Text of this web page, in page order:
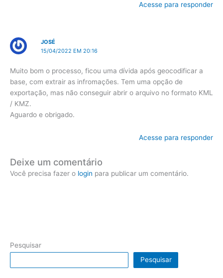
Acesse para responder
JOSÉ
15/04/2022 EM 20:16
Muito bom o processo, ficou uma dívida após geocodificar a
base, com extrair as infromações. Tem uma opção de
exportação, mas não conseguir abrir o arquivo no formato KML
/ KMZ.
Aguardo e obrigado.
Acesse para responder
Deixe um comentário
Você precisa fazer o login para publicar um comentário.
Pesquisar
Pesquisar